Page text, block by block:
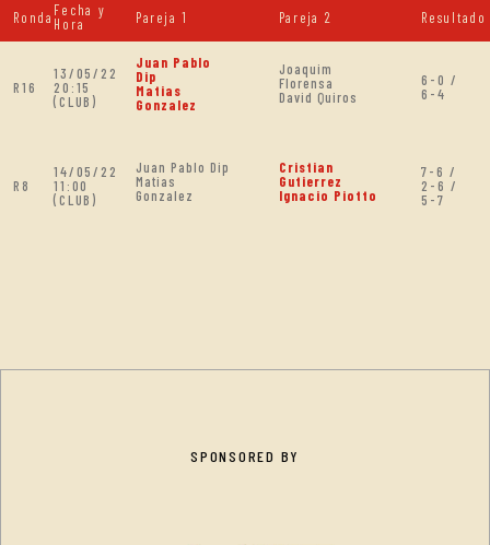
Ronda Fecha y
Hora
Pareja 1 Pareja 2 Resultado
R16
13/05/22
20:15
(CLUB)
Juan Pablo
Dip
Matias
Gonzalez
Joaquim
Florensa
David Quiros
6-0 /
6-4
R8
14/05/22
11:00
(CLUB)
Juan Pablo Dip
Matias
Gonzalez
Cristian
Gutierrez
Ignacio Piotto
7-6 /
2-6 /
5-7
SPONSORED BY